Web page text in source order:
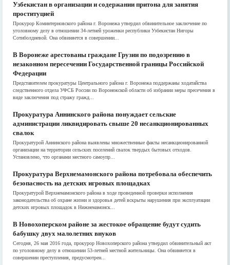
Узбекистан в организации и содержании притона для занятия
проституцией
Прокурор Коминтерновского района г. Воронежа утвердил обвинительное заключение по
уголовному делу в отношении 34-летней уроженки республики Узбекистан Нигоры
Сотиболдиевой. Она обвиняется в совершении...
В Воронеже арестованы граждане Грузии по подозрению в
незаконном пересечении Государственной границы Российской
Федерации
Представителем прокуратуры Центрального района г. Воронежа поддержаны ходатайства
следственного отдела УФСБ России по Воронежской области об избрании меры пресечения в
виде заключения под стражу гражд...
Прокуратура Аннинского района понуждает сельские
администрации ликвидировать свыше 20 несанкционированных
свалок
Прокуратурой Аннинского района выявлены множественные факты несанкционированной
организации на территории сельских поселений свалок твердых бытовых отходов.
Установлено, что органами местного самоупр...
Прокуратура Верхнемамонского района потребовала обеспечить
безопасность на детских игровых площадках
Прокуратурой Верхнемамонского района в ходе проведенной проверки исполнения
законодательства об охране жизни и здоровья детей вскрыты нарушения при эксплуатации
детских игровых площадок в Нижнемамонск...
В Новохоперском районе за жестокое обращение будут судить
бабушку двух малолетних внуков
Сегодня, 26 мая 2016 года, прокурор Новохоперского района утвердил обвинительный акт
по уголовному делу в отношении 53-летней местной жительницы. Она обвиняется в
совершении преступления, предусмотрен...